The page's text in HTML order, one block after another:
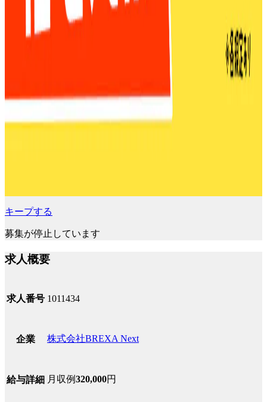
キープする
募集が停止しています
求人概要
求人番号 1011434
企業 株式会社BREXA Next
給与詳細 月収例320,000円